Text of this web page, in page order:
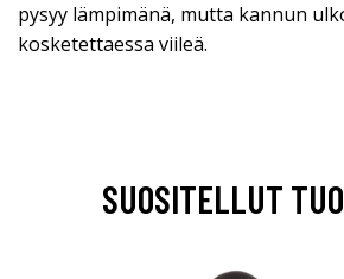
pysyy lämpimänä, mutta kannun
kosketettaessa viileä.
SUOSITELLUT